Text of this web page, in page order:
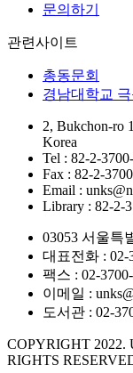
문의하기
관련사이트
총동문회
경남대학교
2, Bukchon-ro
Korea
Tel : 82-2-
Fax : 82-2-
Email :
Library : 82-2-
03053 서울특
대표전화 : 02-
팩스 : 02-
이메일 :
도서관 : 02-
COPYRIGHT 2022.
RIGHTS